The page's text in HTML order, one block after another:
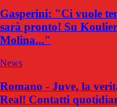
Gasperini: "Ci vuole
sarà pronto! Su
Molina..."
News
Romano - Juve, la
Real! Contatti